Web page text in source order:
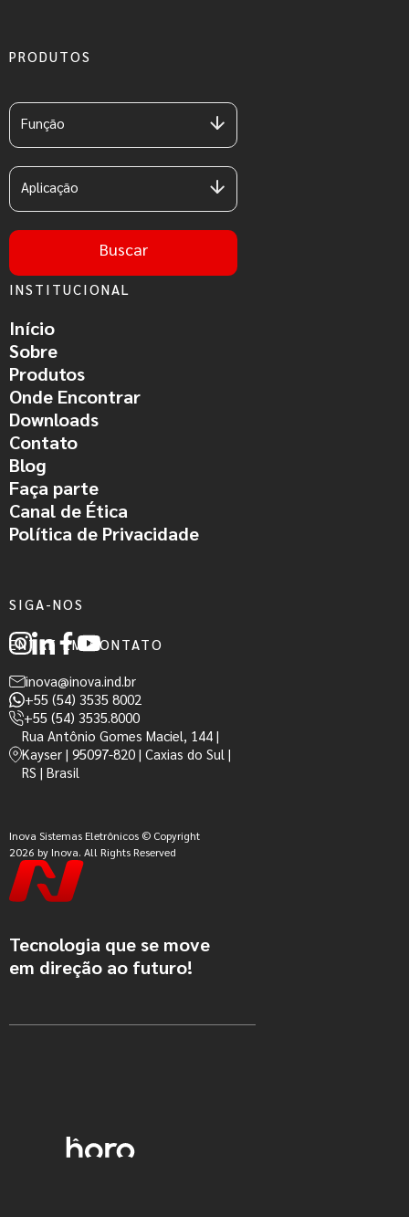
Tecnologia que se move
em direção ao futuro!
ENTRE EM CONTATO
inova@inova.ind.br
+55 (54) 3535 8002
+55 (54) 3535.8000
Rua Antônio Gomes Maciel, 144 |
Kayser | 95097-820 | Caxias do Sul |
RS | Brasil
Inova Sistemas Eletrônicos © Copyright
2026 by Inova. All Rights Reserved
INSTITUCIONAL
Início
Sobre
Produtos
Onde Encontrar
Downloads
Contato
Blog
Faça parte
Canal de Ética
Política de Privacidade
SIGA-NOS
PRODUTOS
Função
Aplicação
Buscar